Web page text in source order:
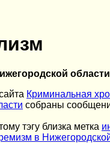
области
Криминальная
собраны
тэгу близка метка
в